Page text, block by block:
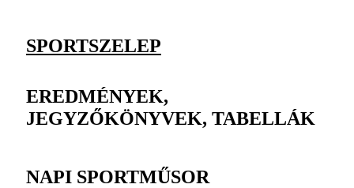
SPORTSZELEP
EREDMÉNYEK,
JEGYZŐKÖNYVEK, TABELLÁK
NAPI SPORTMŰSOR